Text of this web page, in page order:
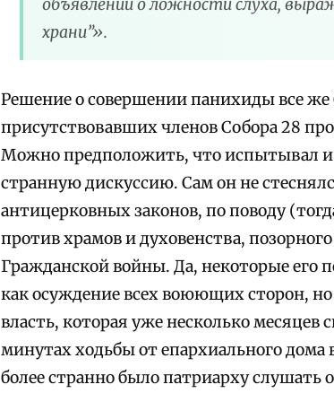
объявлении о ложности слуха,
храни”».
Решение о совершении панихиды все же
присутствовавших членов Собора 28
Можно предположить, что испытывал и
странную дискуссию. Сам он не
антицерковных законов, по поводу
против храмов и духовенства,
Гражданской войны. Да, некоторые его
как осуждение всех воюющих сторон, но
власть, которая уже несколько месяцев
минутах ходьбы от епархиального дома
более странно было патриарху слушать